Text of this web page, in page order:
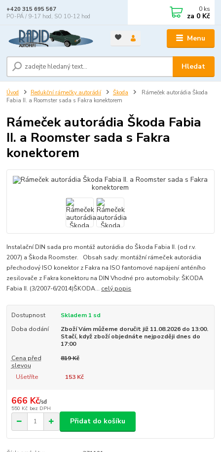
Menu
Hledat
+420 315 695 567
PO-PÁ / 9-17 hod, SO 10-12 hod
0 ks
za 0 Kč
Úvod Redukční rámečky autorádií Škoda
Rámeček autorádia Škoda
Fabia II. a Roomster sada s Fakra konektorem
Rámeček autorádia Škoda Fabia
II. a Roomster sada s Fakra
konektorem
Instalační DIN sada pro montáž autorádia do Škoda Fabia II. (od r.v.
2007) a Škoda Roomster. Obsah sady: montážní rámeček autorádia
přechodový ISO konektor z Fakra na ISO fantomové napájení anténího
zesilovače z Fakra konektoru na DIN Vhodné pro automobily: ŠKODA
Fabia II. (3/2007-6/2014)ŠKODA... celý popis
Dostupnost
Skladem 1 sd
Doba dodání
Zboží Vám můžeme doručit již 11.08.2026 do 13:00.
Stačí, když zboží objednáte nejpozději dnes do
17:00
Cena před
slevou
819 Kč
Ušetříte 153 Kč
666 Kč/sd
550 Kč bez DPH
Přidat do košíku